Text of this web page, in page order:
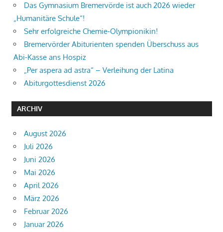
Das Gymnasium Bremervörde ist auch 2026 wieder
„Humanitäre Schule“!
Sehr erfolgreiche Chemie-Olympionikin!
Bremervörder Abiturienten spenden Überschuss aus
Abi-Kasse ans Hospiz
„Per aspera ad astra“ – Verleihung der Latina
Abiturgottesdienst 2026
ARCHIV
August 2026
Juli 2026
Juni 2026
Mai 2026
April 2026
März 2026
Februar 2026
Januar 2026